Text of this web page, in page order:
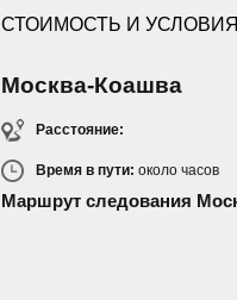
СТОИМОСТЬ И
Москва-Коашва
Расстояние:
Время в пути: около часов
Маршрут следования